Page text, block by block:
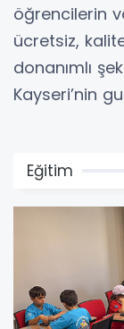
öğrencilerin
ücretsiz,
donanımlı
Kayseri’nin
Eğitim